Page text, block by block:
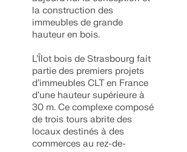
la construction des
immeubles de grande
hauteur en bois.
L’Îlot bois de Strasbourg fait
partie des premiers projets
d’immeubles CLT en France
d'une hauteur supérieure à
30 m. Ce complexe composé
de trois tours abrite des
locaux destinés à des
commerces au rez-de-